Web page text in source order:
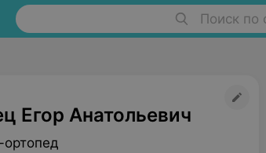
Поиск по
Егор Анатольевич